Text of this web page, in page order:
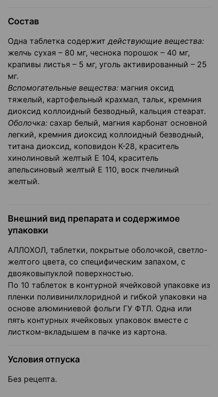
Состав
Одна таблетка содержитдействующие вещества:
желчь сухая – 80 мг, чеснока порошок – 40 мг,
крапивы листья – 5 мг, уголь активированный – 25
мг.
Вспомогательные вещества: магния оксид
тяжелый, картофельный крахмал, тальк, кремния
диоксид коллоидный безводный, кальция стеарат.
Оболочка: сахар белый, магния карбонат основной
легкий, кремния диоксид коллоидный безводный,
титана диоксид, коповидон К-28, краситель
хинолиновый желтый Е 104, краситель
апельсиновый желтый Е 110, воск пчелиный
желтый.
Внешний вид препарата и содержимое
упаковки
АЛЛОХОЛ, таблетки, покрытые оболочкой, светло-
желтого цвета, со специфическим запахом, с
двояковыпуклой поверхностью.
По 10 таблеток в контурной ячейковой упаковке из
пленки поливинилхлоридной и гибкой упаковки на
основе алюминиевой фольги ГУ ФТЛ. Одна или
пять контурных ячейковых упаковок вместе с
листком-вкладышем в пачке из картона.
Условия отпуска
Без рецепта.